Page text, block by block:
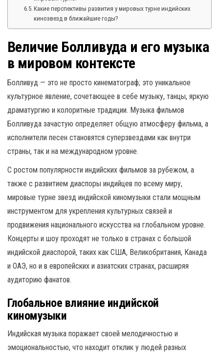
Какие перспективы развития у мировых турне индийских
кинозвезд в ближайшие годы?
Величие Болливуда и его музыка
в мировом контексте
Болливуд — это не просто кинематограф; это уникальное
культурное явление, сочетающее в себе музыку, танцы, яркую
драматургию и колоритные традиции. Музыка фильмов
Болливуда зачастую определяет общую атмосферу фильма, а
исполнители песен становятся суперзвездами как внутри
страны, так и на международном уровне.
С ростом популярности индийских фильмов за рубежом, а
также с развитием диаспоры индийцев по всему миру,
мировые турне звезд индийской киномузыки стали мощным
инструментом для укрепления культурных связей и
продвижения национального искусства на глобальном уровне.
Концерты и шоу проходят не только в странах с большой
индийской диаспорой, таких как США, Великобритания, Канада
и ОАЭ, но и в европейских и азиатских странах, расширяя
аудиторию фанатов.
Глобальное влияние индийской
киномузыки
Индийская музыка поражает своей мелодичностью и
эмоциональностью, что находит отклик у людей разных